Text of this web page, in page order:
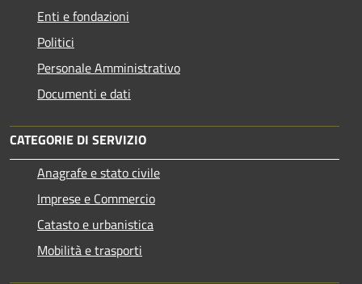
Enti e fondazioni
Politici
Personale Amministrativo
Documenti e dati
CATEGORIE DI SERVIZIO
Anagrafe e stato civile
Imprese e Commercio
Catasto e urbanistica
Mobilità e trasporti